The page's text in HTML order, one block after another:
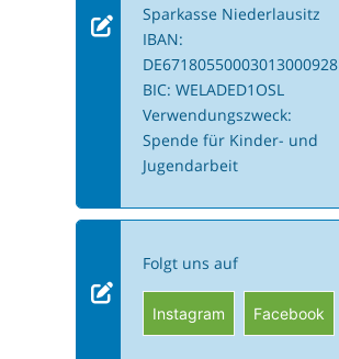
Sparkasse Niederlausitz
IBAN:
DE67180550003013000928
BIC: WELADED1OSL
Verwendungszweck:
Spende für Kinder- und
Jugendarbeit
Folgt uns auf
Instagram Facebook